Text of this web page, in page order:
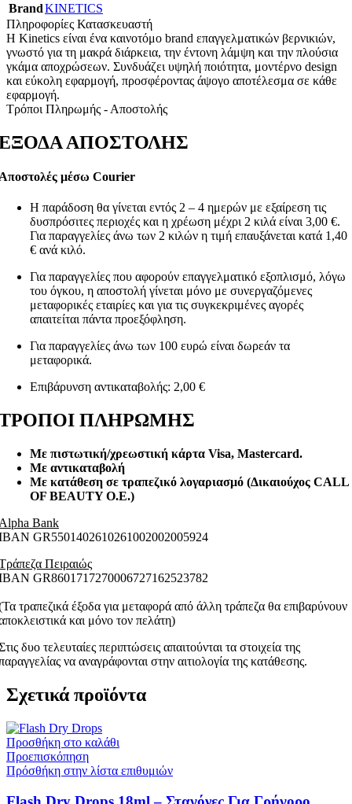
BrandKINETICS
Πληροφορίες Κατασκευαστή
Η Kinetics είναι ένα καινοτόμο brand επαγγελματικών βερνικιών,
γνωστό για τη μακρά διάρκεια, την έντονη λάμψη και την πλούσια
γκάμα αποχρώσεων. Συνδυάζει υψηλή ποιότητα, μοντέρνο design
και εύκολη εφαρμογή, προσφέροντας άψογο αποτέλεσμα σε κάθε
εφαρμογή.
Τρόποι Πληρωμής - Αποστολής
ΑΠΟΣΤΟΛΗΣ
μέσω Courier
Η παράδοση θα γίνεται εντός 2 – 4 ημερών με εξαίρεση τις
δυσπρόσιτες περιοχές και η χρέωση μέχρι 2 κιλά είναι 3,00 €.
Για παραγγελίες άνω των 2 κιλών η τιμή επαυξάνεται κατά 1,40
€ ανά κιλό.
Για παραγγελίες που αφορούν επαγγελματικό εξοπλισμό, λόγω
του όγκου, η αποστολή γίνεται μόνο με συνεργαζόμενες
μεταφορικές εταιρίες και για τις συγκεκριμένες αγορές
απαιτείται πάντα προεξόφληση.
Για παραγγελίες άνω των 100 ευρώ είναι δωρεάν τα
μεταφορικά.
Επιβάρυνση αντικαταβολής: 2,00 €
ΠΛΗΡΩΜΗΣ
Με πιστωτική/χρεωστική κάρτα Visa, Mastercard.
Με αντικαταβολή
Με κατάθεση σε τραπεζικό λογαριασμό (Δικαιούχος CALL
OF BEAUTY O.E.)
Bank
GR5501402610261002002005924
Πειραιώς
GR8601717270006727162523782
τραπεζικά έξοδα για μεταφορά από άλλη τράπεζα θα επιβαρύνουν
και μόνο τον πελάτη)
δυο τελευταίες περιπτώσεις απαιτούνται τα στοιχεία της
να αναγράφονται στην αιτιολογία της κατάθεσης.
Σχετικά προϊόντα
Προσθήκη στο καλάθι
Προεπισκόπηση
Πρόσθήκη στην λίστα επιθυμιών